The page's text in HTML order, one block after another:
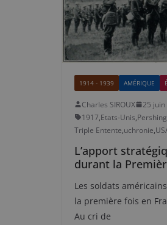
1914 - 1939 AMÉRIQUE
Charles SIROUX 25 juin
1917,Etats-Unis,Pershing
Triple Entente,uchronie,
L’apport
durant la
Les soldats
la première fois en
Au cri de